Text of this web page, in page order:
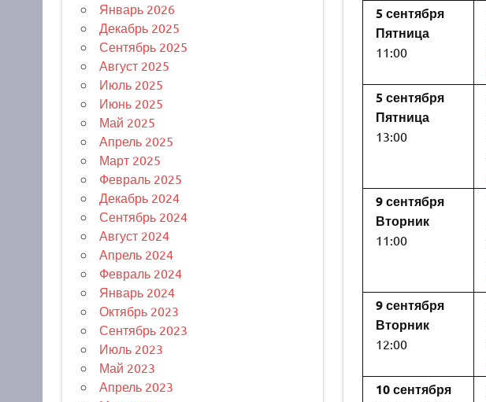
5 сентября
Пятница
11:00
5 сентября
Пятница
13:00
9 сентября
Вторник
11:00
9 сентября
Вторник
12:00
10 сентября
Январь 2026
Декабрь 2025
Сентябрь 2025
Август 2025
Июль 2025
Июнь 2025
Май 2025
Апрель 2025
Март 2025
Февраль 2025
Декабрь 2024
Сентябрь 2024
Август 2024
Апрель 2024
Февраль 2024
Январь 2024
Октябрь 2023
Сентябрь 2023
Июль 2023
Май 2023
Апрель 2023